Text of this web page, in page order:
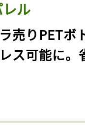
ル
売りPETボ
ス可能に。